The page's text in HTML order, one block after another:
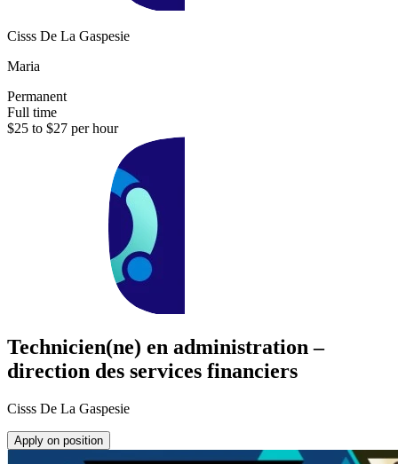
Cisss De La Gaspesie
Maria
Permanent
Full time
$25 to $27 per hour
Technicien(ne) en administration –
direction des services financiers
Cisss De La Gaspesie
Apply on position